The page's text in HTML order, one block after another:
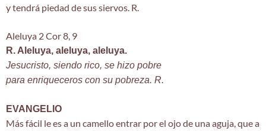
y tendrá piedad de sus siervos. R.
Aleluya 2 Cor 8, 9
R. Aleluya, aleluya, aleluya.
Jesucristo, siendo rico, se hizo pobre
para enriqueceros con su pobreza. R.
EVANGELIO
Más fácil le es a un camello entrar por el ojo de una aguja, que a